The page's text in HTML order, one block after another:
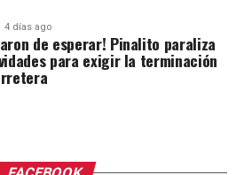
4 días ago
de esperar! Pinalito paraliza
para exigir la terminación